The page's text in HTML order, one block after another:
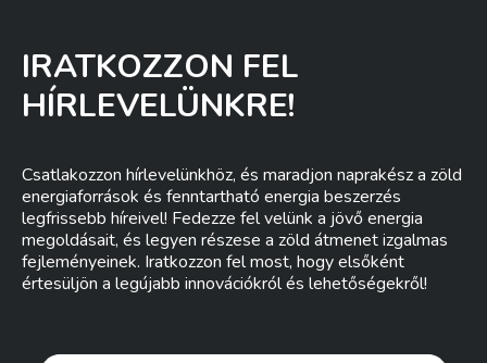
IRATKOZZON FEL
HÍRLEVELÜNKRE!
Csatlakozzon hírlevelünkhöz, és maradjon naprakész a zöld
energiaforrások és fenntartható energia beszerzés
legfrissebb híreivel! Fedezze fel velünk a jövő energia
megoldásait, és legyen részese a zöld átmenet izgalmas
fejleményeinek. Iratkozzon fel most, hogy elsőként
értesüljön a legújabb innovációkról és lehetőségekről!